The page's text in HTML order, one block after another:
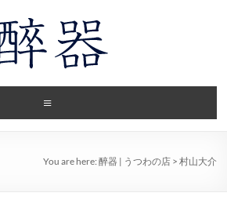
You are here: 醉器 | うつわの店> 村山大介